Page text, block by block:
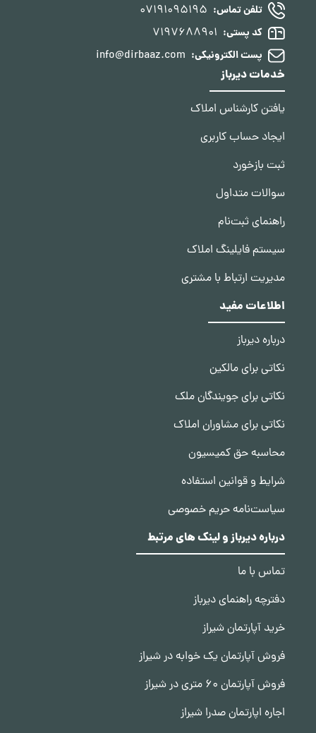
تلفن تماس: 07191095195
کد پستی: 7197688901
پست الکترونیکی: info@dirbaaz.com
خدمات دیرباز
یافتن کارشناس املاک
ایجاد حساب کاربری
ثبت بازخورد
سوالات متداول
راهنمای ثبت‌نام
سیستم فایلینگ املاک
مدیریت ارتباط با مشتری
اطلاعات مفید
درباره دیرباز
نکاتی برای مالکین
نکاتی برای جویندگان ملک
نکاتی برای مشاوران املاک
محاسبه حق کمیسیون
شرایط و قوانین استفاده
سیاست‌نامه حریم خصوصی
درباره دیرباز و لینک های مرتبط
تماس با ما
دفترچه راهنمای دیرباز
خرید آپارتمان شیراز
فروش آپارتمان یک خوابه در شیراز
فروش آپارتمان 60 متری در شیراز
اجاره اپارتمان صدرا شیراز